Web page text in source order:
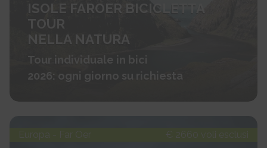
ISOLE FAROER BICICLETTA
TOUR
NELLA NATURA
Tour individuale in bici
2026: ogni giorno su richiesta
Europa - Far Oer € 2660 voli esclusi